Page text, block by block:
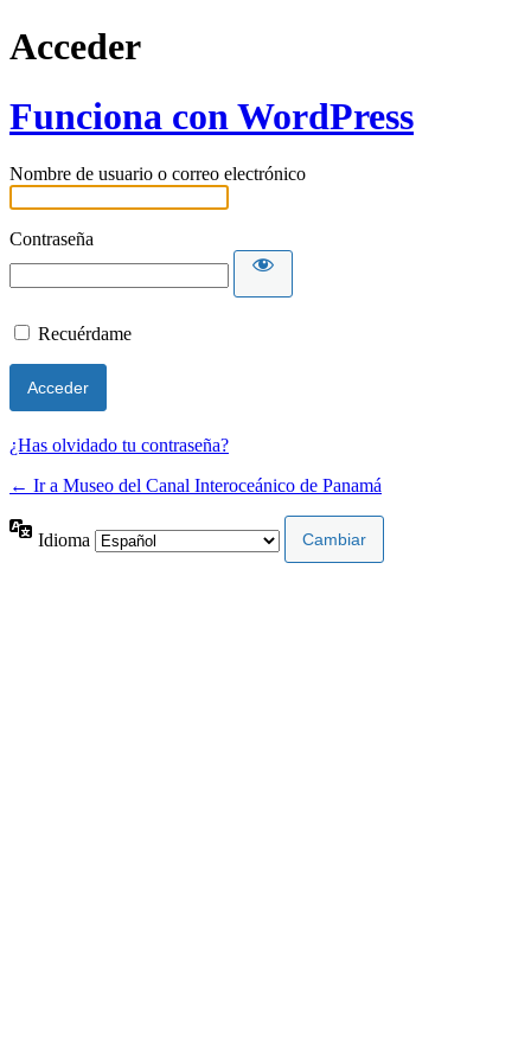
Acceder
Funciona con WordPress
Nombre de usuario o correo electrónico
Contraseña
Recuérdame
¿Has olvidado tu contraseña?
← Ir a Museo del Canal Interoceánico de Panamá
Idioma